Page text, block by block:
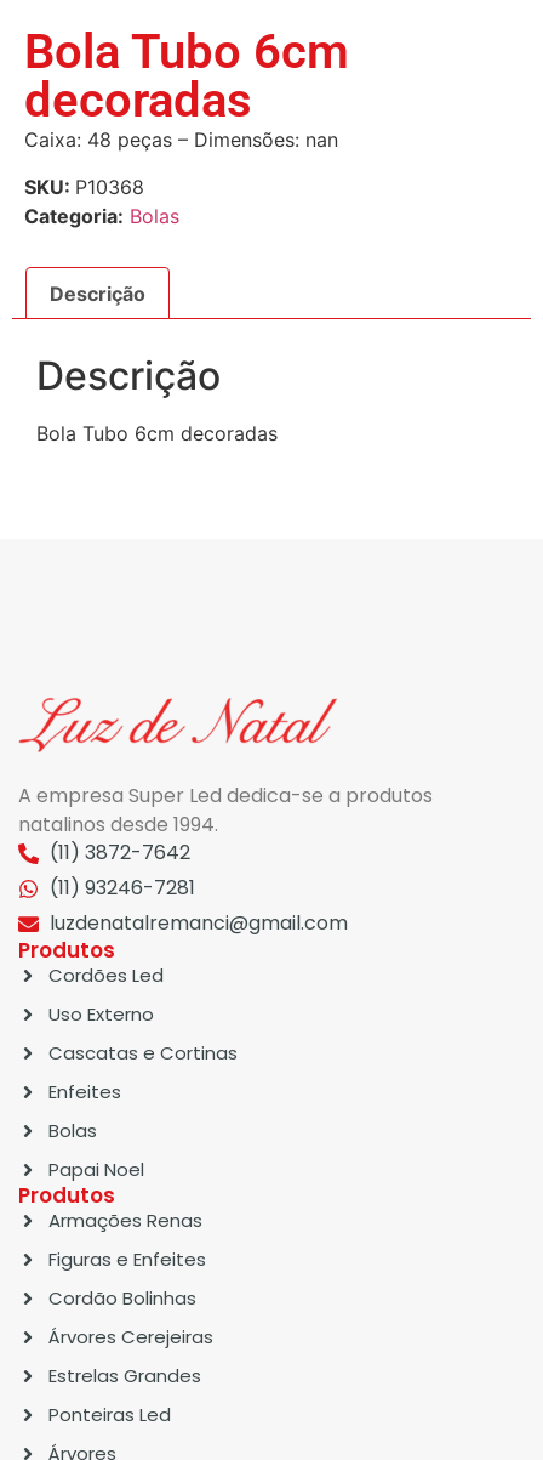
Bola Tubo 6cm
decoradas
Caixa: 48 peças – Dimensões: nan
SKU: P10368
Categoria: Bolas
Descrição
Descrição
Bola Tubo 6cm decoradas
A empresa Super Led dedica-se a produtos
natalinos desde 1994.
(11) 3872-7642
(11) 93246-7281
luzdenatalremanci@gmail.com
Produtos
Cordões Led
Uso Externo
Cascatas e Cortinas
Enfeites
Bolas
Papai Noel
Produtos
Armações Renas
Figuras e Enfeites
Cordão Bolinhas
Árvores Cerejeiras
Estrelas Grandes
Ponteiras Led
Árvores